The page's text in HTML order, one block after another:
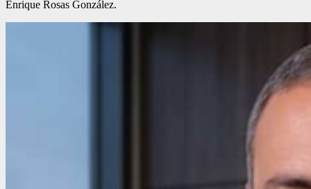
Enrique Rosas González.